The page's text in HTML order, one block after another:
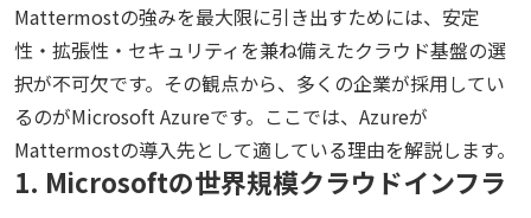
Mattermostの強みを最大限に引き出すためには、安定
性・拡張性・セキュリティを兼ね備えたクラウド基盤の選
択が不可欠です。その観点から、多くの企業が採用してい
るのがMicrosoft Azureです。ここでは、Azureが
Mattermostの導入先として適している理由を解説します。
1. Microsoftの世界規模クラウドインフラ